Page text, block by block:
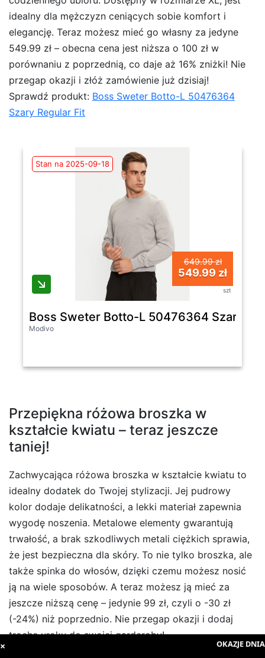
idealny dla mężczyzn ceniących sobie komfort i
elegancję. Teraz możesz mieć go własny za jedyne
549.99 zł – obecna cena jest niższa o 100 zł w
porównaniu z poprzednią, co daje aż 16% zniżki! Nie
przegap okazji i złóż zamówienie już dzisiaj!
Sprawdź produkt: Boss Sweter Botto-L 50476364
Szary Regular Fit
Stan na 2025-09-18
649.99 zł
549.99 zł
szt
Boss Sweter Botto-L 50476364 Szary
Modivo
Przepiękna różowa broszka w
kształcie kwiatu – teraz jeszcze
taniej!
Zachwycająca różowa broszka w kształcie kwiatu to
idealny dodatek do Twojej stylizacji. Jej pudrowy
kolor dodaje delikatności, a lekki materiał zapewnia
wygodę noszenia. Metalowe elementy gwarantują
trwałość, a brak szkodliwych metali ciężkich sprawia,
że jest bezpieczna dla skóry. To nie tylko broszka, ale
także spinka do włosów, dzięki czemu możesz nosić
ją na wiele sposobów. A teraz możesz ją mieć za
jeszcze niższą cenę – jedynie 99 zł, czyli o -30 zł
(-24%) niż poprzednio. Nie przegap okazji i dodaj
trochę uroku do swojej garderoby!
Różowa broszka/spinka w kształcie
× OKAZJE DNIA: